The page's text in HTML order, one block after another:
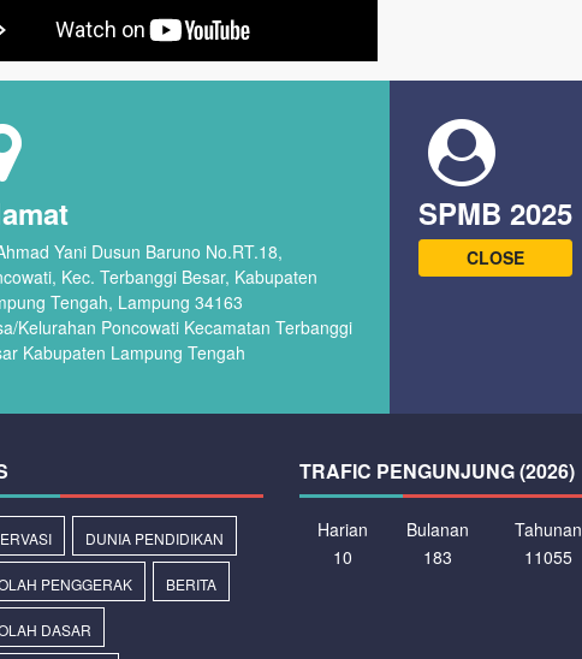
Yani Dusun Baruno No.RT.18,
Kec. Terbanggi Besar, Kabupaten
Tengah, Lampung 34163
Kelurahan Poncowati Kecamatan Terbanggi
Kabupaten Lampung Tengah
SPMB 2025
CLOSE
DUNIA PENDIDIKAN
PENGGERAK BERITA
DASAR
TRAFIC PENGUNJUNG (2026)
Harian Bulanan
Tahunan
10
183 11055